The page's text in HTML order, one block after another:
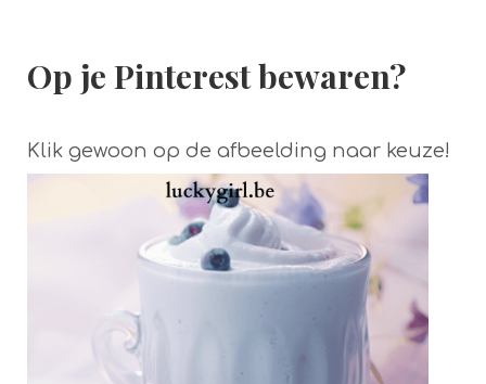
Op je Pinterest bewaren?
Klik gewoon op de afbeelding naar keuze!